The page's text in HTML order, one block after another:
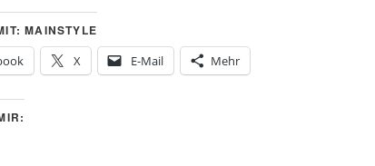
MAINSTYLE
X E-Mail Mehr